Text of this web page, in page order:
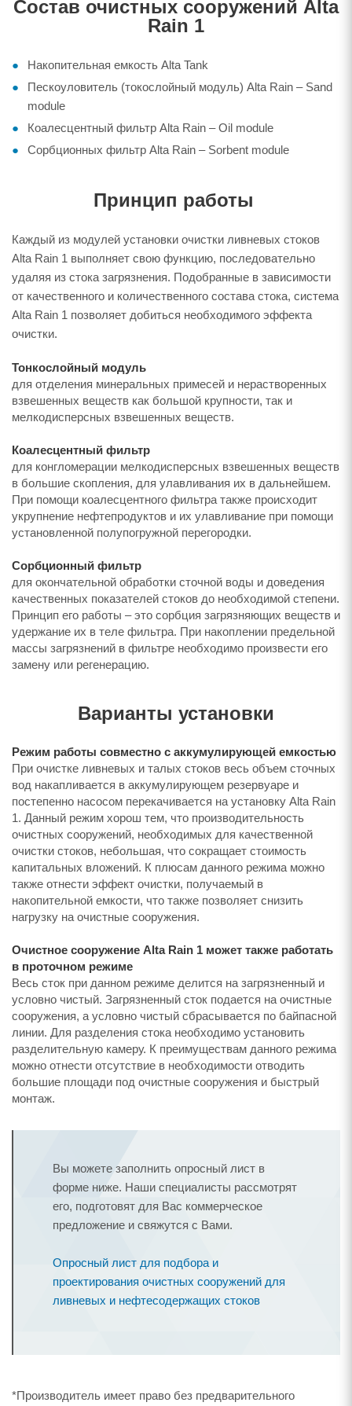
Состав очистных сооружений Alta
Rain 1
Накопительная емкость Alta Tank
Пескоуловитель (токослойный модуль) Alta Rain – Sand
module
Коалесцентный фильтр Alta Rain – Oil module
Сорбционных фильтр Alta Rain – Sorbent module
Принцип работы
Каждый из модулей установки очистки ливневых стоков
Alta Rain 1 выполняет свою функцию, последовательно
удаляя из стока загрязнения. Подобранные в зависимости
от качественного и количественного состава стока, система
Alta Rain 1 позволяет добиться необходимого эффекта
очистки.
Тонкослойный модуль
для отделения минеральных примесей и нерастворенных
взвешенных веществ как большой крупности, так и
мелкодисперсных взвешенных веществ.
Коалесцентный фильтр
для конгломерации мелкодисперсных взвешенных веществ
в большие скопления, для улавливания их в дальнейшем.
При помощи коалесцентного фильтра также происходит
укрупнение нефтепродуктов и их улавливание при помощи
установленной полупогружной перегородки.
Сорбционный фильтр
для окончательной обработки сточной воды и доведения
качественных показателей стоков до необходимой степени.
Принцип его работы – это сорбция загрязняющих веществ и
удержание их в теле фильтра. При накоплении предельной
массы загрязнений в фильтре необходимо произвести его
замену или регенерацию.
Варианты установки
Режим работы совместно с аккумулирующей емкостью
При очистке ливневых и талых стоков весь объем сточных
вод накапливается в аккумулирующем резервуаре и
постепенно насосом перекачивается на установку Alta Rain
1. Данный режим хорош тем, что производительность
очистных сооружений, необходимых для качественной
очистки стоков, небольшая, что сокращает стоимость
капитальных вложений. К плюсам данного режима можно
также отнести эффект очистки, получаемый в
накопительной емкости, что также позволяет снизить
нагрузку на очистные сооружения.
Очистное сооружение Alta Rain 1 может также работать
в проточном режиме
Весь сток при данном режиме делится на загрязненный и
условно чистый. Загрязненный сток подается на очистные
сооружения, а условно чистый сбрасывается по байпасной
линии. Для разделения стока необходимо установить
разделительную камеру. К преимуществам данного режима
можно отнести отсутствие в необходимости отводить
большие площади под очистные сооружения и быстрый
монтаж.
Вы можете заполнить опросный лист в
форме ниже. Наши специалисты рассмотрят
его, подготовят для Вас коммерческое
предложение и свяжутся с Вами.
Опросный лист для подбора и
проектирования очистных сооружений для
ливневых и нефтесодержащих стоков
*Производитель имеет право без предварительного